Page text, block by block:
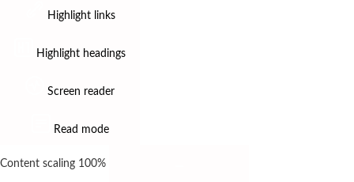
Highlight links
Highlight headings
Screen reader
Read mode
Content scaling 100%